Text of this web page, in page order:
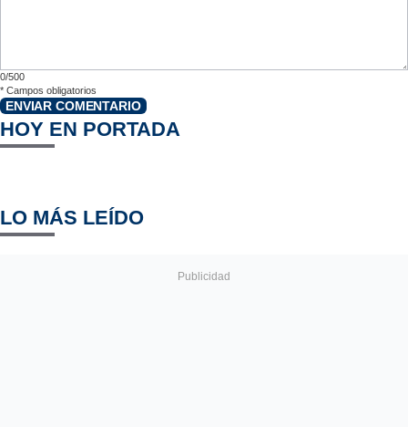
0/500
* Campos obligatorios
ENVIAR COMENTARIO
HOY EN PORTADA
LO MÁS LEÍDO